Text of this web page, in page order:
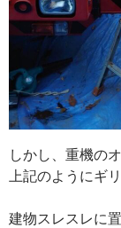
しかし、重機の
上記のようにギ
建物スレスレに